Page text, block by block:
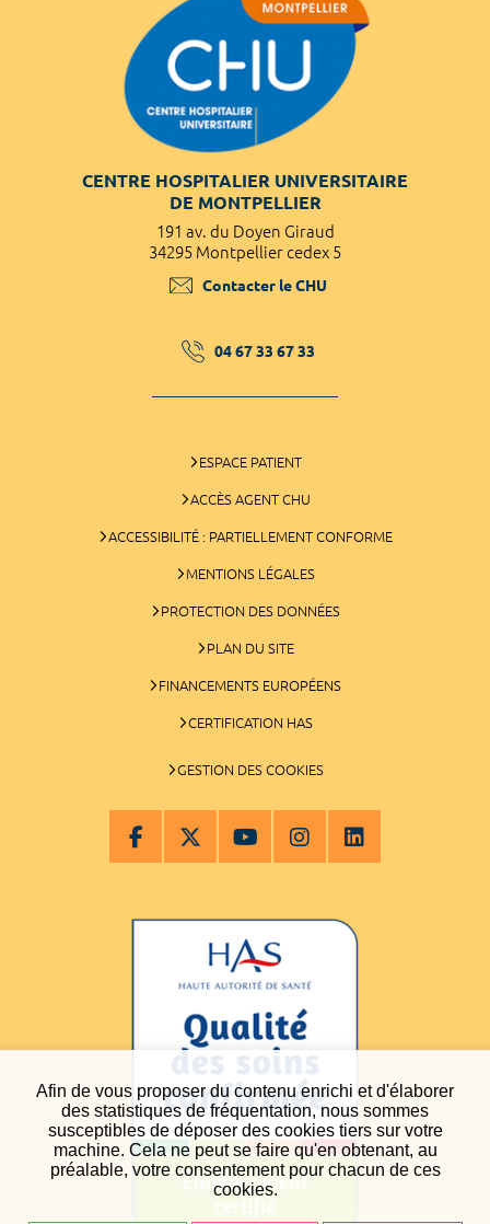
Afin de vous proposer du contenu enrichi et d'élaborer
des statistiques de fréquentation, nous sommes
susceptibles de déposer des cookies tiers sur votre
machine. Cela ne peut se faire qu'en obtenant, au
préalable, votre consentement pour chacun de ces
cookies.
CENTRE HOSPITALIER UNIVERSITAIRE
DE MONTPELLIER
191 av. du Doyen Giraud
34295 Montpellier cedex 5
Contacter le CHU
04 67 33 67 33
ESPACE PATIENT
ACCÈS AGENT CHU
ACCESSIBILITÉ : PARTIELLEMENT CONFORME
MENTIONS LÉGALES
PROTECTION DES DONNÉES
PLAN DU SITE
FINANCEMENTS EUROPÉENS
CERTIFICATION HAS
GESTION DES COOKIES